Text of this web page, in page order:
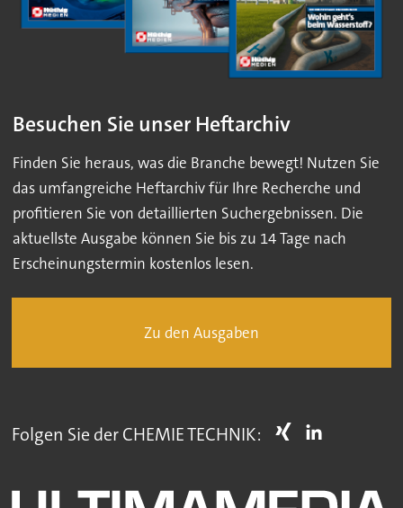
Besuchen Sie unser Heftarchiv
Finden Sie heraus, was die Branche bewegt! Nutzen Sie
das umfangreiche Heftarchiv für Ihre Recherche und
profitieren Sie von detaillierten Suchergebnissen. Die
aktuellste Ausgabe können Sie bis zu 14 Tage nach
Erscheinungstermin kostenlos lesen.
Zu den Ausgaben
Folgen Sie der CHEMIE TECHNIK: